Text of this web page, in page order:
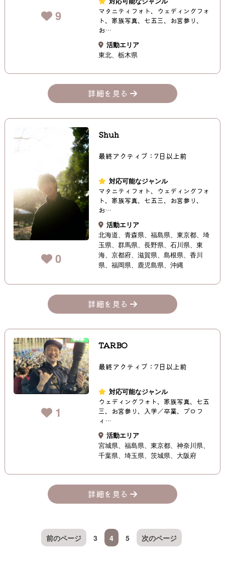
9
マタニティフォト、ウェディングフォ
ト、家族写真、七五三、お宮参り、
お…
活動エリア
東北
栃木県
詳細を見る
0
Shuh
最終アクティブ：7日以上前
対応可能なジャンル
マタニティフォト、ウェディングフォ
ト、家族写真、七五三、お宮参り、
お…
活動エリア
北海道
青森県 福島県 東京都
埼
玉県
群馬県 長野県 石川県
東
海
京都府 滋賀県 島根県
香川
県
福岡県 鹿児島県 沖縄
詳細を見る
1
TARBO
最終アクティブ：7日以上前
対応可能なジャンル
ウェディングフォト、家族写真、七五
三、お宮参り、入学／卒業、プロフ
ィ…
活動エリア
宮城県
福島県 東京都
神奈川県
千葉県
埼玉県 茨城県 大阪府
詳細を見る
前のページ 3 4 5 次のページ